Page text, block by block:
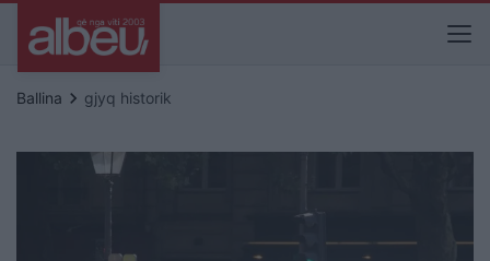
Ballina keyboard_arrow_right gjyq historik